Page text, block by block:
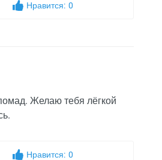
Нравится: 0
Желаю тебя лёгкой
Нравится: 0